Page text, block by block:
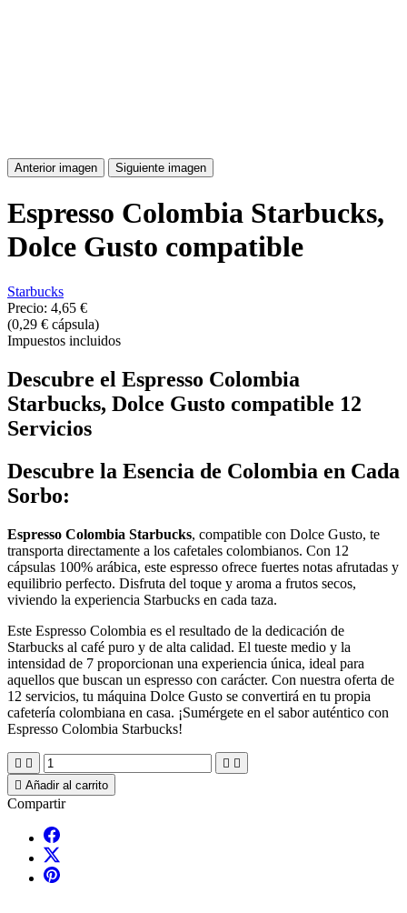
Anterior imagen Siguiente imagen
Espresso Colombia Starbucks,
Dolce Gusto compatible
Starbucks
Precio: 4,65 €
(0,29 € cápsula)
Impuestos incluidos
Descubre el Espresso Colombia
Starbucks, Dolce Gusto compatible 12
Servicios
Descubre la Esencia de Colombia en Cada
Sorbo:
Espresso Colombia Starbucks, compatible con Dolce Gusto, te
transporta directamente a los cafetales colombianos. Con 12
cápsulas 100% arábica, este espresso ofrece fuertes notas afrutadas y
equilibrio perfecto. Disfruta del toque y aroma a frutos secos,
viviendo la experiencia Starbucks en cada taza.
Este Espresso Colombia es el resultado de la dedicación de
Starbucks al café puro y de alta calidad. El tueste medio y la
intensidad de 7 proporcionan una experiencia única, ideal para
aquellos que buscan un espresso con carácter. Con nuestra oferta de
12 servicios, tu máquina Dolce Gusto se convertirá en tu propia
cafetería colombiana en casa. ¡Sumérgete en el sabor auténtico con
Espresso Colombia Starbucks!
   
 Añadir al carrito
Compartir